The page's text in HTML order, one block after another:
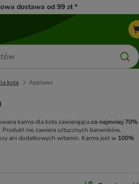
dostawa od 99 zł *
kota Applaws
karma dla kota zawierającaco najmniej 70%
nie zawiera sztucznych barwników,
ani dodatkowych witamin. Karma jest w 100%